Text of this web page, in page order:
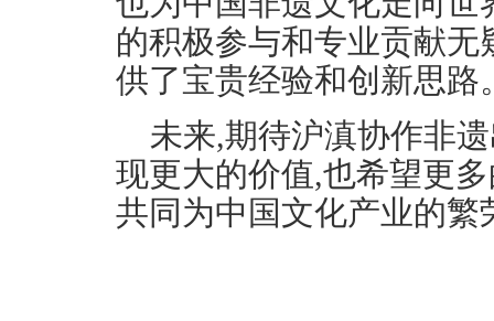
的积极参与和专业贡献无
供了宝贵经验和创新思路
未来,期待沪滇协作非
现更大的价值,也希望更
共同为中国文化产业的繁